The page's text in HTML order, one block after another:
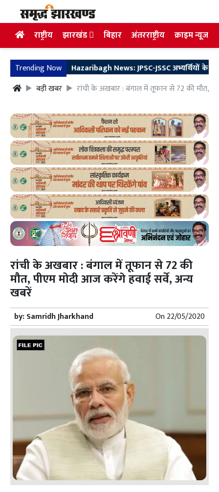
राष्ट्रीय झारखंड बिहार अंतरराष्ट्रीय क्राइम न्यूज
Trending NowHazaribagh News: JPSC-JSSC अभ्यर्थियों के हक के
बड़ी खबर
रांची के अखबार : बंगाल में तूफान से 72 की मौत,
रांची के अखबार : बंगाल में तूफान से 72 की
मौत, पीएम मोदी आज करेंगे हवाई सर्वे, अन्य
खबरें
by:Samridh Jharkhand On22/05/2020